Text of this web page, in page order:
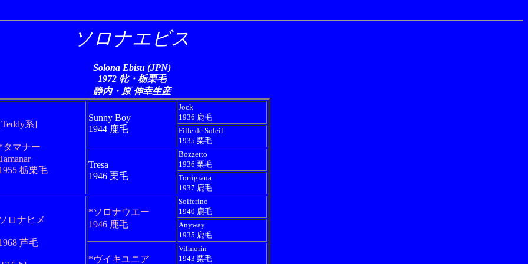
ソロナエビス
Solona Ebisu (JPN)
1972 牝・栃栗毛
静内・原 伸幸生産
系]
タマナー
栃栗毛
Sunny Boy
1944 鹿毛
Jock
1936 鹿毛
Fille de Soleil
1935 栗毛
Tresa
1946 栗毛
Bozzetto
1936 栗毛
Torrigiana
1937 鹿毛
ロナヒメ
芦毛
*ソロナウエー
1946 鹿毛
Solferino
1940 鹿毛
Anyway
1935 鹿毛
*ヴイキユニア
Vilmorin
1943 栗毛